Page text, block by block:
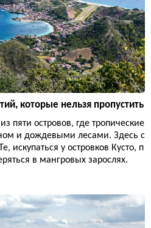
которые нельзя пропустить
пяти островов, где тропические
и дождевыми лесами. Здесь с
искупаться у островков Кусто, п
в мангровых зарослях.